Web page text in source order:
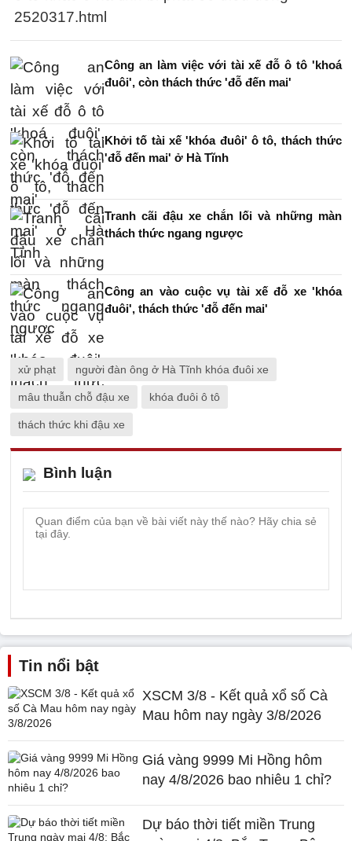
2520317.html
Công an làm việc với tài xế đỗ ô tô 'khoá
đuôi', còn thách thức 'đỗ đến mai'
Khởi tố tài xế 'khóa đuôi' ô tô, thách thức
'đỗ đến mai' ở Hà Tĩnh
Tranh cãi đậu xe chắn lối và những màn
thách thức ngang ngược
Công an vào cuộc vụ tài xế đỗ xe 'khóa
đuôi', thách thức 'đỗ đến mai'
xử phạt người đàn ông ở Hà Tĩnh khóa đuôi xe
mâu thuẫn chỗ đậu xe khóa đuôi ô tô
thách thức khi đậu xe
Bình luận
Tin nổi bật
XSCM 3/8 - Kết quả xổ số Cà
Mau hôm nay ngày 3/8/2026
Giá vàng 9999 Mi Hồng hôm
nay 4/8/2026 bao nhiêu 1 chỉ?
Dự báo thời tiết miền Trung